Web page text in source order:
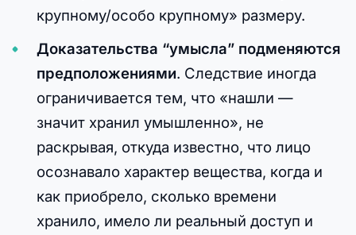
крупному/особо крупному» размеру.
Доказательства “умысла” подменяются
предположениями. Следствие иногда
ограничивается тем, что «нашли —
значит хранил умышленно», не
раскрывая, откуда известно, что лицо
осознавало характер вещества, когда и
как приобрело, сколько времени
хранило, имело ли реальный доступ и